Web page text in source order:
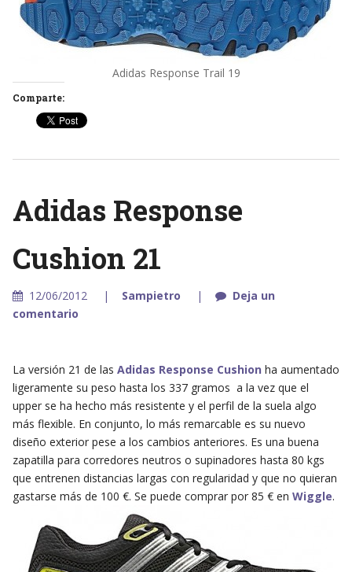
Adidas Response Trail 19
Comparte:
Adidas Response
Cushion 21
12/06/2012 Sampietro
Deja un
comentario
La versión 21 de las Adidas Response Cushion ha aumentado
ligeramente su peso hasta los 337 gramos a la vez que el
upper se ha hecho más resistente y el perfil de la suela algo
más flexible. En conjunto, lo más remarcable es su nuevo
diseño exterior pese a los cambios anteriores. Es una buena
zapatilla para corredores neutros o supinadores hasta 80 kgs
que entrenen distancias largas con regularidad y que no quieran
gastarse más de 100 €. Se puede comprar por 85 € en Wiggle.